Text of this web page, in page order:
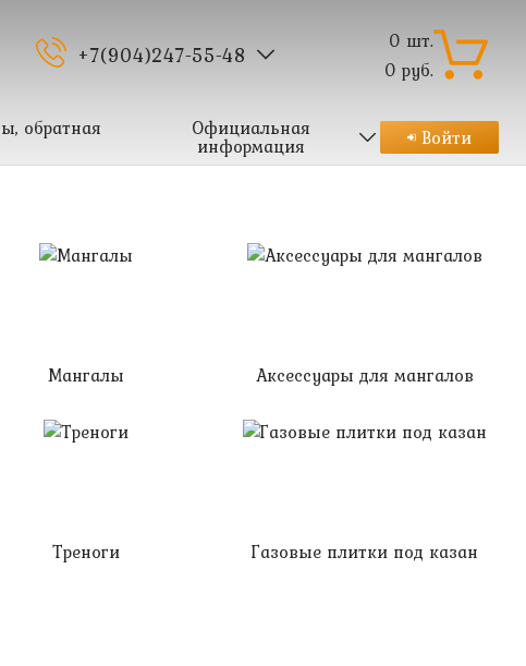
+7(904)247-55-48 0 шт.
0 руб.
обратная Официальная
информация Войти
Мангалы Аксессуары для мангалов
Треноги Газовые плитки под казан